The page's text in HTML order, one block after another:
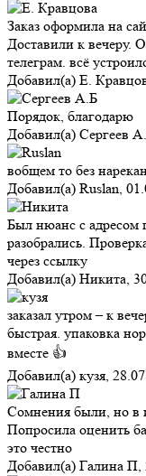
Заказ оформила на
Доставили к вечеру.
телеграм. всё
Добавил(а) Е.
Порядок, благодарю
Добавил(а) Сергеев
вобщем то без
Добавил(а) Ruslan,
Был нюанс с адресом
разобрались.
через ссылку
Добавил(а) Никита,
заказал утром – к
быстрая. упаковка
вместе 👍
Добавил(а) кузя,
Сомнения были, но в
Попросила оценить
это честно
Добавил(а) Галина П,